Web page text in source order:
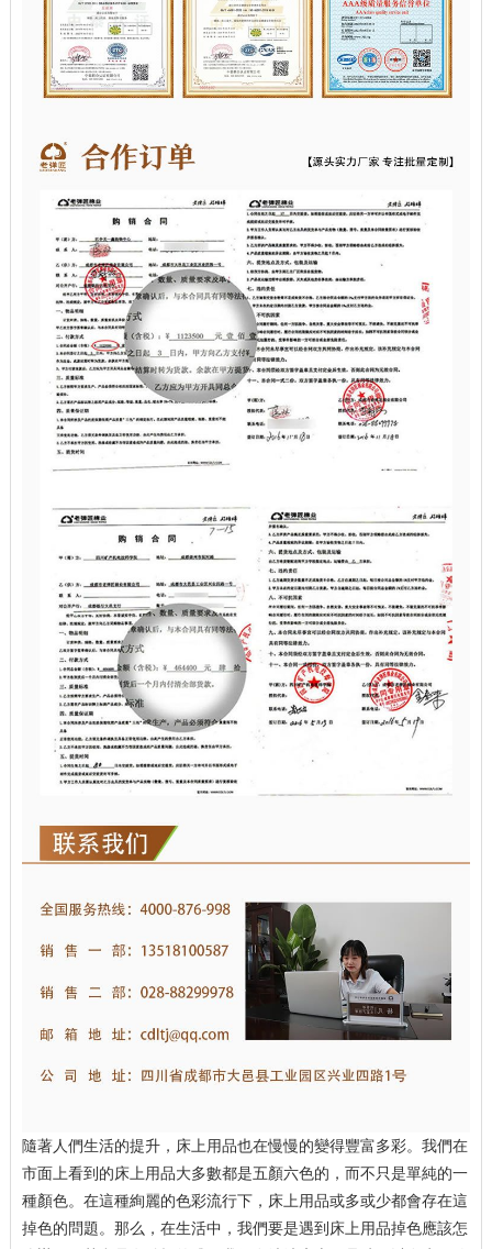
隨著人們生活的提升，床上用品也在慢慢的變得豐富多彩。我們在
市面上看到的床上用品大多數都是五顏六色的，而不只是單純的一
種顏色。在這種絢麗的色彩流行下，床上用品或多或少都會存在這
掉色的問題。那么，在生活中，我們要是遇到床上用品掉色應該怎